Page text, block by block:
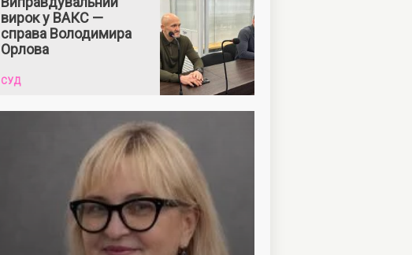
вирок у ВАКС —
справа Володимира
Орлова
СУД